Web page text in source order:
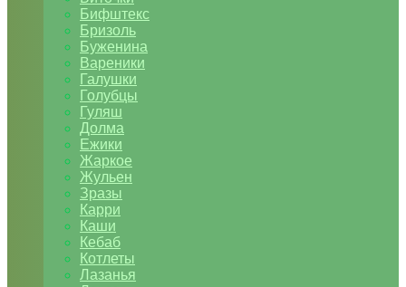
Бифштекс
Бризоль
Буженина
Вареники
Галушки
Голубцы
Гуляш
Долма
Ежики
Жаркое
Жульен
Зразы
Карри
Каши
Кебаб
Котлеты
Лазанья